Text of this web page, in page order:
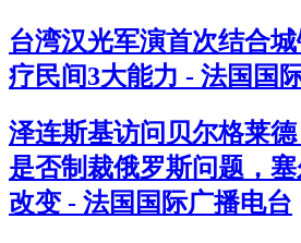
台湾汉光军演首次结合
疗民间3大能力 - 法国国
泽连斯基访问贝尔格莱德
是否制裁俄罗斯问题，
改变 - 法国国际广播电台